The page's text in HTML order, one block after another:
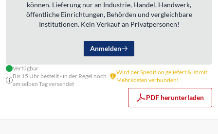
können. Lieferung nur an Industrie, Handel, Handwerk,
öffentliche Einrichtungen, Behörden und vergleichbare
Institutionen. Kein Verkauf an Privatpersonen!
Anmelden
Verfügbar
Bis 15 Uhr bestellt - in der Regel noch
am selben Tag versendet
Wird per Spedition geliefert & ist mit
Mehrkosten verbunden!
PDF herunterladen